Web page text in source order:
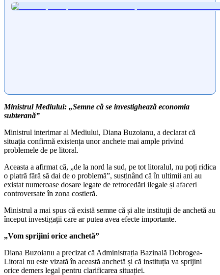
Ministrul Mediului: „Semne că se investighează economia
subterană”
Ministrul interimar al Mediului, Diana Buzoianu, a declarat că
situația confirmă existența unor anchete mai ample privind
problemele de pe litoral.
Aceasta a afirmat că, „de la nord la sud, pe tot litoralul, nu poți ridica
o piatră fără să dai de o problemă”, susținând că în ultimii ani au
existat numeroase dosare legate de retrocedări ilegale și afaceri
controversate în zona costieră.
Ministrul a mai spus că există semne că și alte instituții de anchetă au
început investigații care ar putea avea efecte importante.
„Vom sprijini orice anchetă”
Diana Buzoianu a precizat că Administrația Bazinală Dobrogea-
Litoral nu este vizată în această anchetă și că instituția va sprijini
orice demers legal pentru clarificarea situației.